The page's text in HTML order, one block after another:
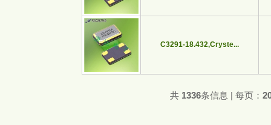
C3291-18.432,Cryste...
共 1336条信息 | 每页：